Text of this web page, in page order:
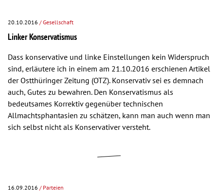
20.10.2016 / Gesellschaft
Linker Konservatismus
Dass konservative und linke Einstellungen kein Widerspruch
sind, erläutere ich in einem am 21.10.2016 erschienen Artikel
der Ostthüringer Zeitung (OTZ). Konservativ sei es demnach
auch, Gutes zu bewahren. Den Konservatismus als
bedeutsames Korrektiv gegenüber technischen
Allmachtsphantasien zu schätzen, kann man auch wenn man
sich selbst nicht als Konservativer versteht.
16.09.2016 / Parteien